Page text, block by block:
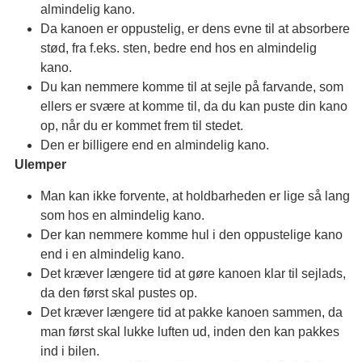
almindelig kano.
Da kanoen er oppustelig, er dens evne til at absorbere
stød, fra f.eks. sten, bedre end hos en almindelig
kano.
Du kan nemmere komme til at sejle på farvande, som
ellers er svære at komme til, da du kan puste din kano
op, når du er kommet frem til stedet.
Den er billigere end en almindelig kano.
Ulemper
Man kan ikke forvente, at holdbarheden er lige så lang
som hos en almindelig kano.
Der kan nemmere komme hul i den oppustelige kano
end i en almindelig kano.
Det kræver længere tid at gøre kanoen klar til sejlads,
da den først skal pustes op.
Det kræver længere tid at pakke kanoen sammen, da
man først skal lukke luften ud, inden den kan pakkes
ind i bilen.